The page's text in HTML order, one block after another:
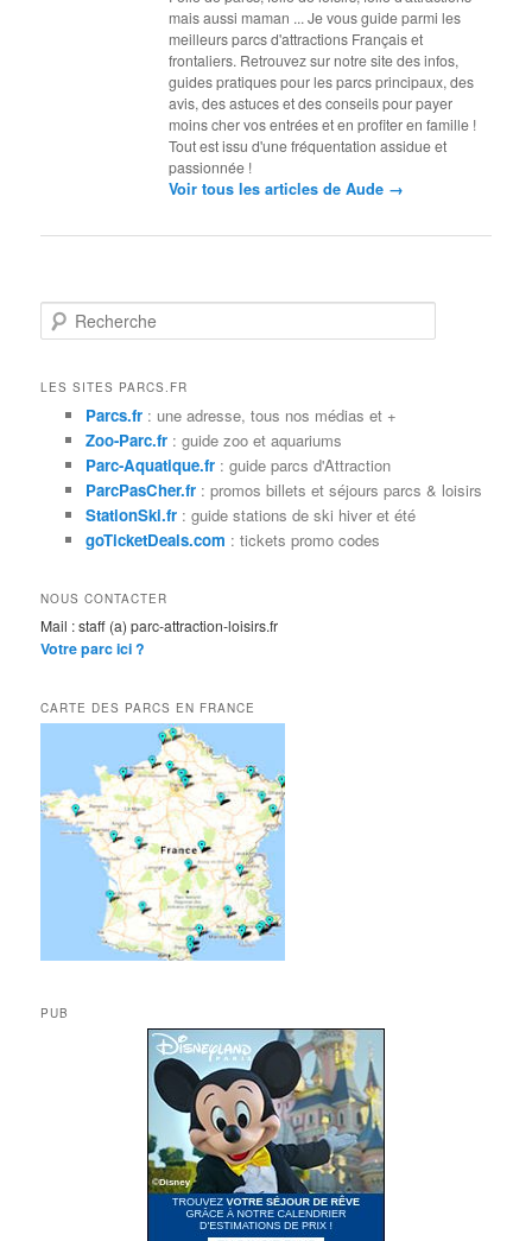
mais aussi maman ... Je vous guide parmi les
meilleurs parcs d'attractions Français et
frontaliers. Retrouvez sur notre site des infos,
guides pratiques pour les parcs principaux, des
avis, des astuces et des conseils pour payer
moins cher vos entrées et en profiter en famille !
Tout est issu d'une fréquentation assidue et
passionnée !
Voir tous les articles de Aude →
e
hLES SITES PARCS.FR
Parcs.fr: une adresse, tous nos médias et +
Zoo-Parc.fr: guide zoo et aquariums
Parc-Aquatique.fr: guide parcs d'Attraction
ParcPasCher.fr: promos billets et séjours parcs & loisirs
StationSki.fr: guide stations de ski hiver et été
goTicketDeals.com : tickets promo codes
NOUS CONTACTER
Mail : staff (a) parc-attraction-loisirs.fr
Votre parc ici ?
CARTE DES PARCS EN FRANCE
PUB